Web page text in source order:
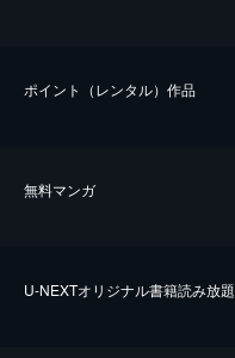
ポイント（レンタル）作品
無料マンガ
U-NEXTオリジナル書籍読み放題